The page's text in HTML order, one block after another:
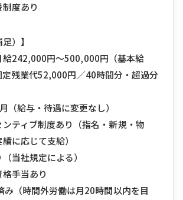
度あり
）】
給242,000円〜500,000円（基本給
残業代52,000円／40時間分・超過分
（給与・待遇に変更なし）
ンティブ制度あり（指名・新規・物
に応じて支給）
当社規定による）
手当あり
み（時間外労働は月20時間以内を目